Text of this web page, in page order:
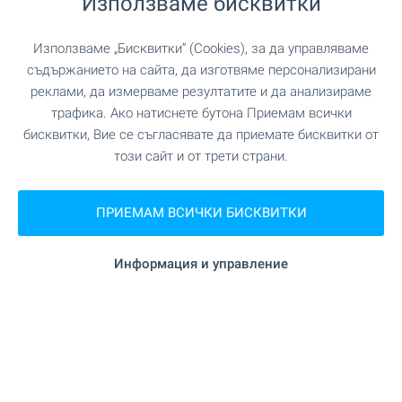
(391 166 лв. )
,49
Тип на имота: Земеделска земя
Павел Раванов
Старши брокер, Бургас
ПРОДАЖБА
Използваме „Бисквитки“ (Cookies), за да управляваме
съдържанието на сайта, да изготвяме персонализирани
реклами, да измерваме резултатите и да анализираме
трафика. Ако натиснете бутона Приемам всички
бисквитки, Вие се съгласявате да приемате бисквитки от
този сайт и от трети страни.
ПРИЕМАМ ВСИЧКИ БИСКВИТКИ
Информация и управление